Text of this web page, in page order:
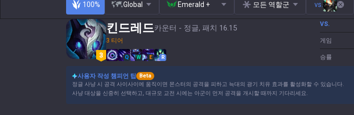
100% Global Emerald + 모든 역할군 vs.
킨드레드카운터 - 정글, 패치 16.15
3 티어
Q W E R
VS.
게임
승률
사용자 작성 챔피언 팁
Beta
정글 사냥 시 공격 사이사이에 움직이면 몬스터의 공격을 피하고 늑대의 광기 치유 효과를 활성화할 수 있습니다.
사냥 대상을 신중히 선택하고, 대규모 교전 시에는 아군이 먼저 공격을 개시할 때까지 기다리세요.